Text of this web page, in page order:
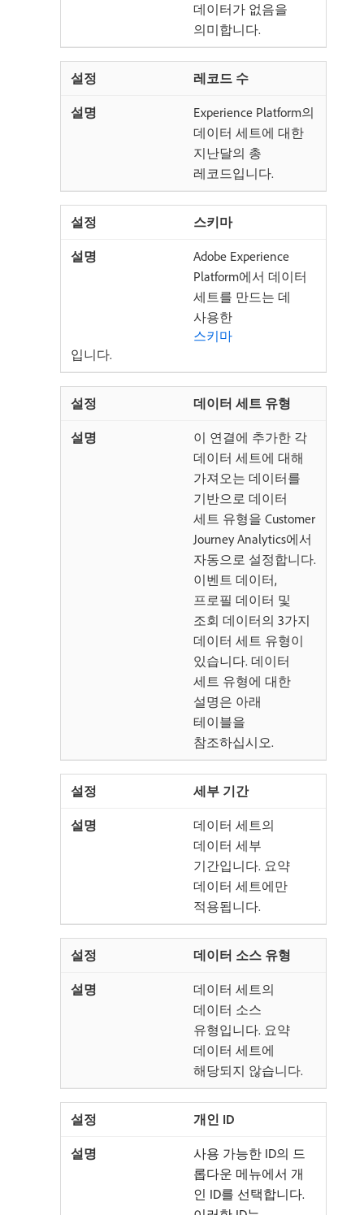
데이터가 없음을
의미합니다.
레코드 수
Experience Platform의
데이터 세트에 대한
지난달의 총
레코드입니다.
스키마
Adobe Experience
Platform에서 데이터
세트를 만드는 데
사용한
스키마
입니다.
데이터 세트 유형
이 연결에 추가한 각
데이터 세트에 대해
가져오는 데이터를
기반으로 데이터
세트 유형을 Customer
Journey Analytics에서
자동으로 설정합니다.
이벤트 데이터,
프로필 데이터 및
조회 데이터의 3가지
데이터 세트 유형이
있습니다. 데이터
세트 유형에 대한
설명은 아래
테이블을
참조하십시오.
세부 기간
데이터 세트의
데이터 세부
기간입니다. 요약
데이터 세트에만
적용됩니다.
데이터 소스 유형
데이터 세트의
데이터 소스
유형입니다. 요약
데이터 세트에
해당되지 않습니다.
개인 ID
사용 가능한 ID의 드
롭다운 메뉴에서 개
인 ID를 선택합니다.